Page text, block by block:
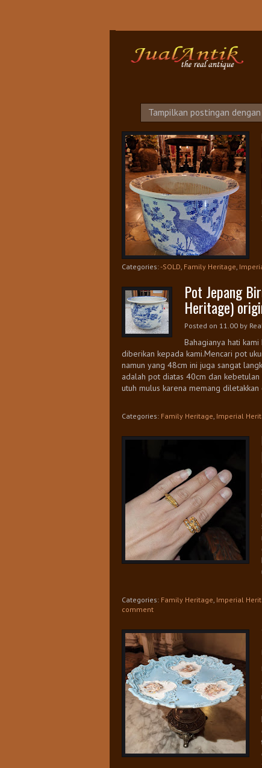
Tampilkan postingan
Categories:-SOLD, Family Heritage,
Pot Jepang
Heritage)
Posted on 11.00 by
Bahagianya hati
diberikan kepada kami.Mencari pot
namun yang 48cm ini juga sangat
adalah pot diatas 40cm dan
utuh mulus karena memang
Categories: Family Heritage, Imperial
Categories: Family Heritage, Imperial
comment